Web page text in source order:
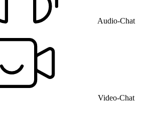
Audio-Chat
Video-Chat